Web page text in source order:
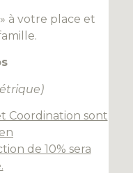
à votre place et
Coordination sont
de 10% sera